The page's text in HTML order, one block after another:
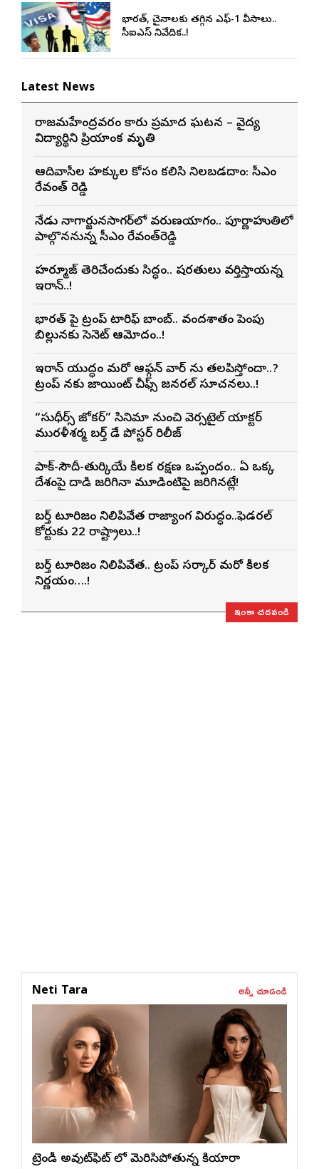
భారత్, చైనాలకు తగ్గిన ఎఫ్-1 వీసాలు..
సీఐఎస్ నివేదిక..!
Latest News
రాజమహేంద్రవరం కారు ప్రమాద ఘటన – వైద్య
విద్యార్థిని ప్రియాంక మృతి
ఆదివాసీల హక్కుల కోసం కలిసి నిలబడదాం: సీఎం
రేవంత్ రెడ్డి
నేడు నాగార్జునసాగర్‌లో వరుణయాగం.. పూర్ణాహుతిలో
పాల్గొననున్న సీఎం రేవంత్‌రెడ్డి
హర్మూజ్ తెరిచేందుకు సిద్ధం.. షరతులు వర్తిస్తాయన్న
ఇరాన్..!
భారత్ పై ట్రంప్ టారిఫ్ బాంబ్.. వందశాతం పెంపు
బిల్లునకు సెనెట్ ఆమోదం..!
ఇరాన్ యుద్ధం మరో ఆఫ్గన్ వార్ ను తలపిస్తోందా..?
ట్రంప్ నకు జాయింట్ చీఫ్స్ జనరల్ సూచనలు..!
“సుధీర్స్ జోకర్” సినిమా నుంచి వెర్సటైల్ యాక్టర్
మురళీశర్మ బర్త్ డే పోస్టర్ రిలీజ్
పాక్-సౌదీ-తుర్కియే కీలక రక్షణ ఒప్పందం.. ఏ ఒక్క
దేశంపై దాడి జరిగినా మూడింటిపై జరిగినట్లే!
బర్త్ టూరిజం నిలిపివేత రాజ్యాంగ విరుద్ధం..ఫెడరల్
కోర్టుకు 22 రాష్ట్రాలు..!
బర్త్ టూరిజం నిలిపివేత.. ట్రంప్ సర్కార్ మరో కీలక
నిర్ణయం….!
ఇంకా చదవండి
Neti Tara అన్నీ చూడండి
ట్రెండీ అవుట్‌ఫిట్ లో మెరిసిపోతున్న కియారా